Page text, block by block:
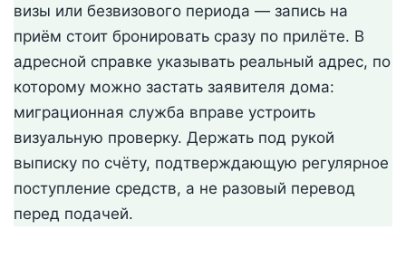
визы или безвизового периода — запись на
приём стоит бронировать сразу по прилёте. В
адресной справке указывать реальный адрес, по
которому можно застать заявителя дома:
миграционная служба вправе устроить
визуальную проверку. Держать под рукой
выписку по счёту, подтверждающую регулярное
поступление средств, а не разовый перевод
перед подачей.